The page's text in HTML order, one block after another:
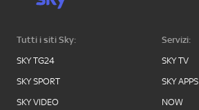
Tutti i siti Sky:
SKY TG24
SKY SPORT
SKY VIDEO
Servizi:
SKY TV
SKY APPS
NOW